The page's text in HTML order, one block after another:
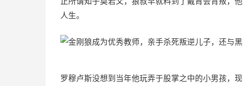
人生。
罗穆卢斯没想到当年他玩弄于股掌之中的小男孩，